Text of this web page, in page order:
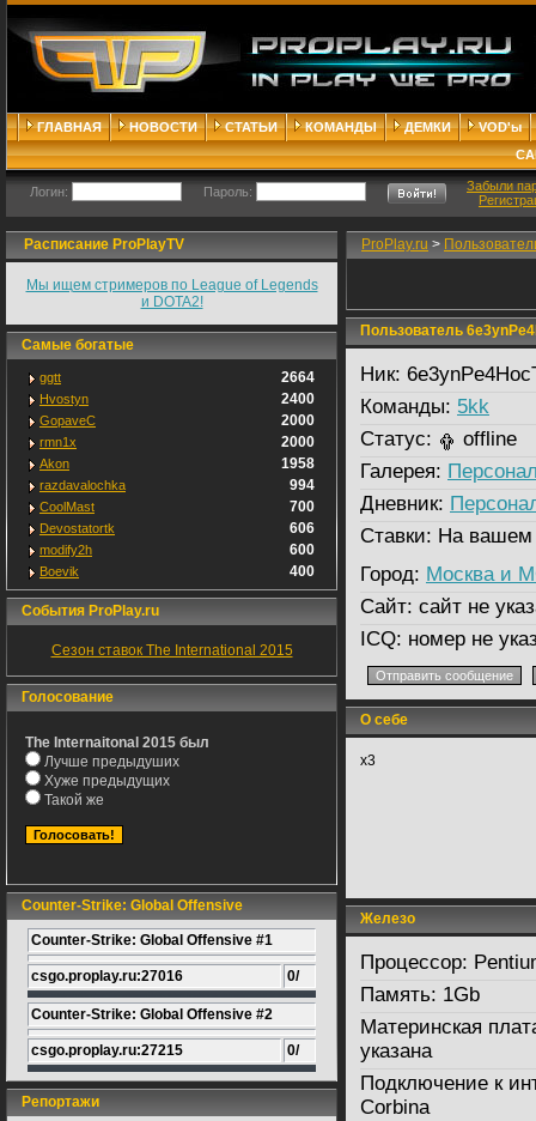
ГЛАВНАЯ НОВОСТИ СТАТЬИ КОМАНДЫ ДЕМКИ
VOD'ы
Логин: Пароль:
Забыли
Расписание ProPlayTV
Мы ищем стримеров по League of Legends
и DOTA2!
Самые богатые
ggtt 2664
Hvostyn 2400
GopaveC 2000
rmn1x 2000
Akon 1958
razdavalochka 994
CoolMast 700
Devostatortk 606
modify2h 600
Boevik 400
События ProPlay.ru
Сезон ставок The International 2015
Голосование
The Internaitonal 2015 был
Лучше предыдуших
Хуже предыдущих
Такой же
Counter-Strike: Global Offensive
Counter-Strike: Global Offensive #1
csgo.proplay.ru:27016 0/
Counter-Strike: Global Offensive #2
csgo.proplay.ru:27215 0/
Репортажи
ProPlay.ru >
Пользователь
Ник:
Команды: 5kk
Статус:
offline
Галерея:
Дневник:
Ставки: На вашем
Город: Москва и
Сайт: сайт не
ICQ: номер не
О себе
x3
Железо
Процессор:
Память: 1Gb
Материнская
указана
Подключение к
Corbina